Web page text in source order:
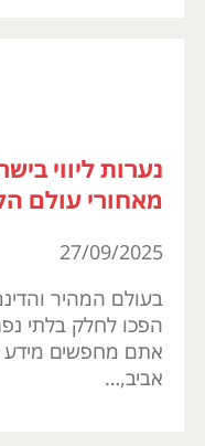
נערות ליווי
מאחורי עולם
27/09/2025
בעולם המהיר
הפכו לחלק בלתי
אתם מחפשים מידע
אביב,…